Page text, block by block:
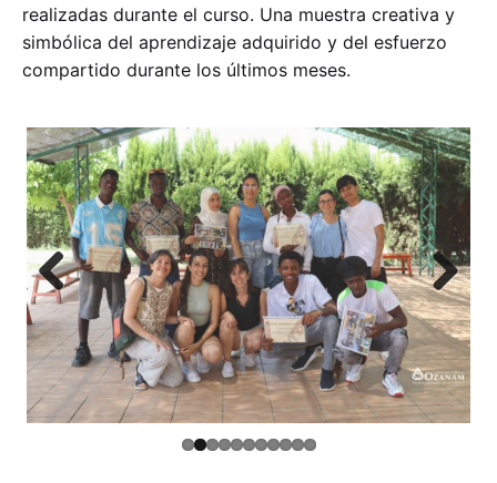
realizadas durante el curso. Una muestra creativa y
simbólica del aprendizaje adquirido y del esfuerzo
compartido durante los últimos meses.
Previ
ous
Next